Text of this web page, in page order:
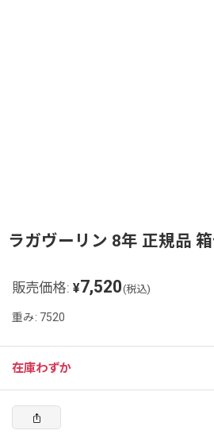
ラガヴーリン 8年 正規品
販売価格: ¥7,520(税込)
重み: 7520
在庫わずか